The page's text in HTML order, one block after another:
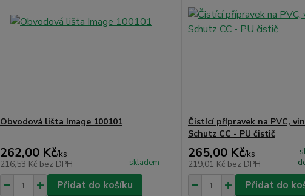
Obvodová lišta Image 100101
262,00 Kč/ks
216,53 Kč bez DPH skladem
Přidat do košíku
Čistící přípravek na PVC,
Schutz CC - PU čistič
265,00 Kč/ks
219,01 Kč bez DPH
Přidat do